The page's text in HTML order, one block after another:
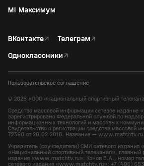
М! Максимум
ВКонтакте↗ Телеграм↗
Одноклассники↗
Пользовательское соглашение
© 2026 «ООО «Национальный спортивный
Средство массовой информации сетевое
зарегистрировано Федеральной службой по
информационных технологий и массовых
Свидетельство о регистрации средства
72390 от 28.02.2018. Название — www.matchtv.ru.
Учредитель (соучредители) СМИ сетевого
«Национальный спортивный телеканал», главный
издания «www.matchtv.ru»: Конов В.А., номер
сетевого издания «www.matchtv.ru»: +7 (495)